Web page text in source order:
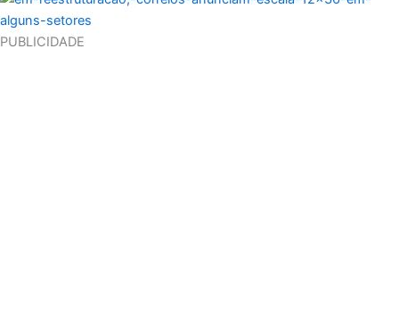
PUBLICIDADE